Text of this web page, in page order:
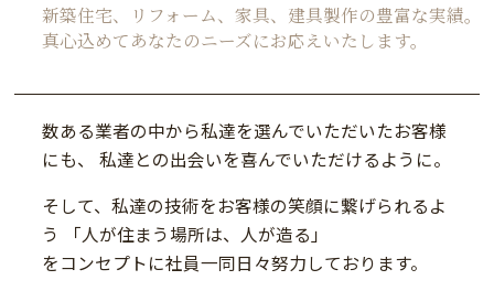
2018/04/06
ブログ
2017/06/12
ブログ
収納付きベンチ【注文家具】
2017/05/10
ブログ
注文住宅の上棟式
新築住宅、リフォーム、家具、建具製作の豊富な実績。
真心込めてあなたのニーズにお応えいたします。
数ある業者の中から私達を選んでいただいたお客様
にも、
私達との出会いを喜んでいただけるように。
そして、私達の技術をお客様の笑顔に繋げられるよ
う
「人が住まう場所は、人が造る」
をコンセプトに社員一同日々努力しております。